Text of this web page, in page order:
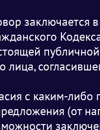
заключается в
лица,
с каким-
(от